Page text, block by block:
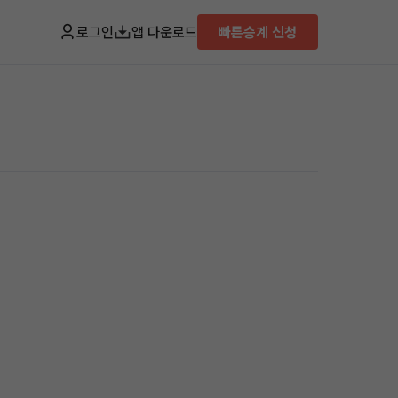
로그인 앱 다운로드 빠른승계 신청